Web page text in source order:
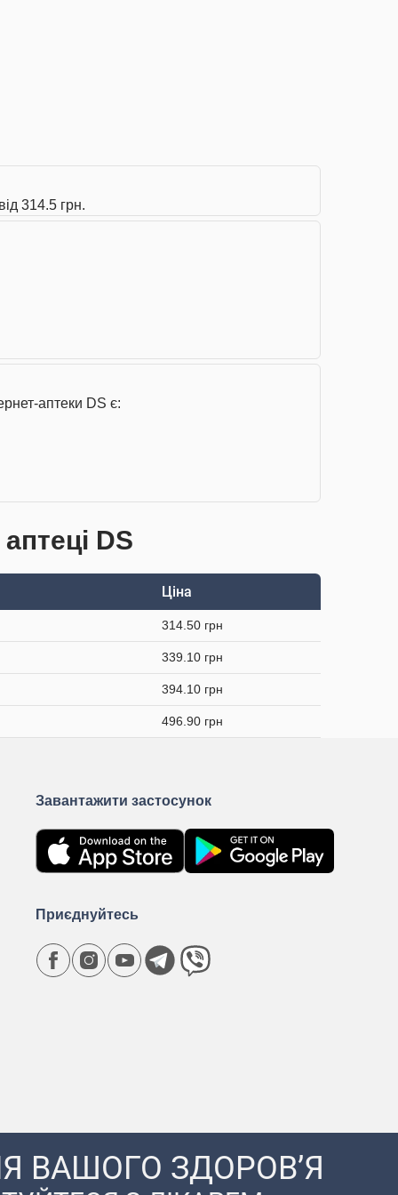
314.5 грн.
аптеки DS є:
DS
Ціна
314.50 грн
339.10 грн
394.10 грн
496.90 грн
Завантажити застосунок
Приєднуйтесь
ВАШОГО ЗДОРОВ’Я